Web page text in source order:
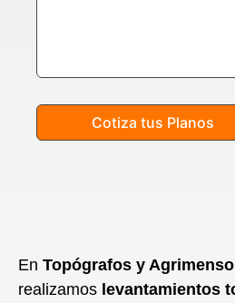
En Topógrafos y
realizamos levantamientos